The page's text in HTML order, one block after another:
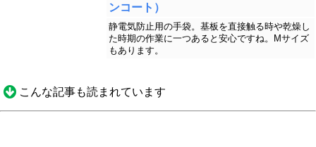
ンコート）
静電気防止用の手袋。基板を直接触る時や乾燥し
た時期の作業に一つあると安心ですね。Mサイズ
もあります。
こんな記事も読まれています